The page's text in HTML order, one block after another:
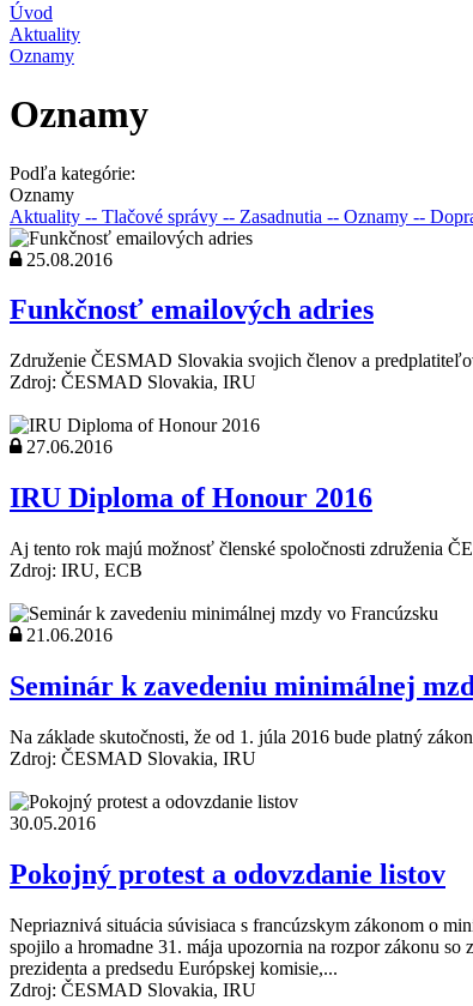
Úvod
Aktuality
Oznamy
Oznamy
Podľa kategórie:
Oznamy
Aktuality -- Tlačové správy -- Zasadnutia -- Oznamy --
25.08.2016
Funkčnosť emailových adries
Združenie ČESMAD Slovakia svojich členov a
Zdroj: ČESMAD Slovakia, IRU
27.06.2016
IRU Diploma of Honour 2016
Aj tento rok majú možnosť členské spoločnosti združenia
Zdroj: IRU, ECB
21.06.2016
Seminár k zavedeniu minimálnej
Na základe skutočnosti, že od 1. júla 2016 bude platný
Zdroj: ČESMAD Slovakia, IRU
30.05.2016
Pokojný protest a odovzdanie listov
Nepriaznivá situácia súvisiaca s francúzskym zákonom o
spojilo a hromadne 31. mája upozornia na rozpor zákonu
prezidenta a predsedu Európskej komisie,...
Zdroj: ČESMAD Slovakia, IRU